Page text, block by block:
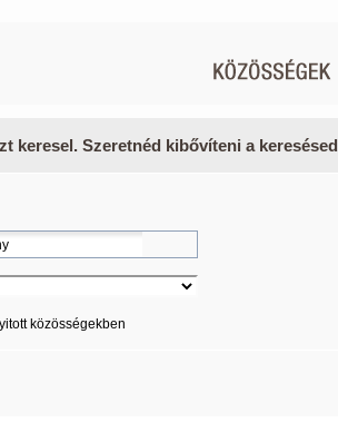
keresel. Szeretnéd kibővíteni a keresésed
közösségekben